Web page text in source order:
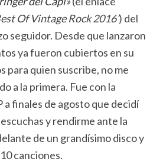
Of Vintage Rock 2016’) del
seguidor. Desde que lanzaron
ya fueron cubiertos en su
para quien suscribe, no me
a la primera. Fue con la
a finales de agosto que decidí
y rendirme ante la
de un grandísimo disco y
canciones.